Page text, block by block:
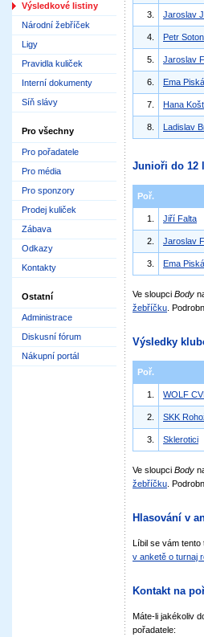
Výsledkové listiny
Národní žebříček
Ligy
Pravidla kuliček
Interní dokumenty
Síň slávy
Pro všechny
Pro pořadatele
Pro média
Pro sponzory
Prodej kuliček
Zábava
Odkazy
Kontakty
Ostatní
Administrace
Diskusní fórum
Nákupní portál
3. Jaroslav
4. Petr
5. Jaroslav
6. Ema
7. Hana
8. Ladislav
Junioři do 12
Poř.
1. Jiří Falta
2. Jaroslav
3. Ema
Ve sloupci Body
žebříčku .
Výsledky
Poř.
1. WOLF
2. SKK
3. Sklerotici
Ve sloupci Body
žebříčku .
Hlasování v
Líbil se vám tento
v anketě o turnaj
Kontakt na
Máte-li jakékoliv
pořadatele: